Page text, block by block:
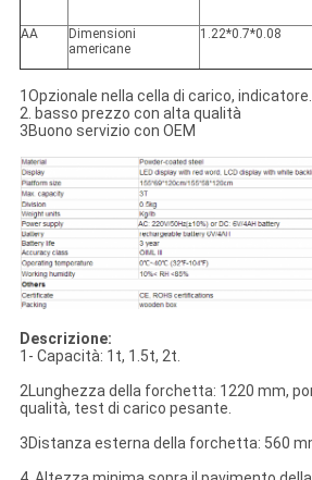
AA
Dimensioni
americane
1.22*0.7*0.08
1Opzionale nella cella di carico, indicatore.
2. basso prezzo con alta qualità
3Buono servizio con OEM
Descrizione:
1- Capacità: 1t, 1.5t, 2t.
2Lunghezza della forchetta: 1220 mm,
qualità, test di carico pesante.
3Distanza esterna della forchetta: 560